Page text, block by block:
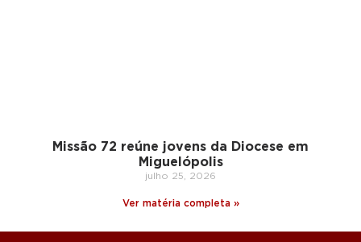
Missão 72 reúne jovens da Diocese em
Miguelópolis
julho 25, 2026
Ver matéria completa »